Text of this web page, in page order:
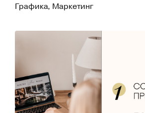
Графика, Маркетинг